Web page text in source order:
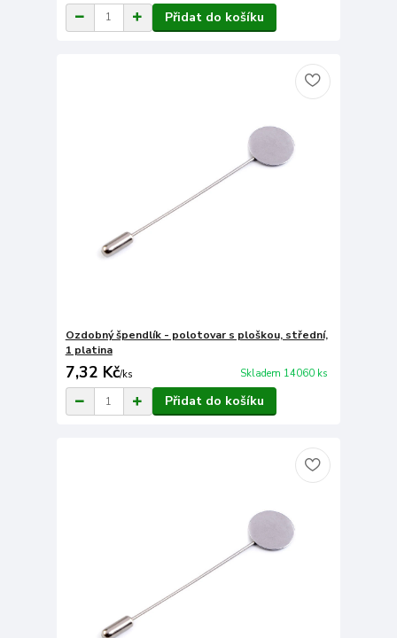
Přidat do košíku
Ozdobný špendlík - polotovar s ploškou, střední,
1 platina
7,32 Kč/ks Skladem 14060 ks
Přidat do košíku